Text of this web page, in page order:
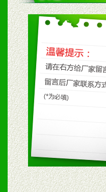
2、根据具
3、根据市
保产品顺
4、根据市
购支持。
五、退换货
1、给予前
2、对于临